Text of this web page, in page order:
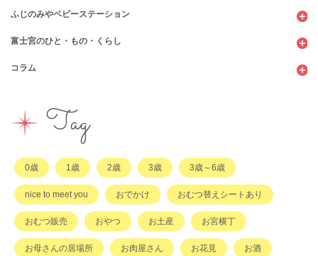
図書館
公園
遊び
習い事
パン
スウィーツ
お弁当・お惣菜
子育てサロン
支援センター
幼稚園・保育園・こども園
ふじのみやベビーステーション
コンビニ
公共施設
富士宮のひと・もの・くらし
行政サービス
ひと
その他
コラム
子育てコラムTag
0歳 1歳 2歳 3歳 3歳～6歳
nice to meet you おでかけ おむつ替えシートあり
おむつ販売 おやつ お土産 お宮横丁
お母さんの居場所 お肉屋さん お花見 お酒